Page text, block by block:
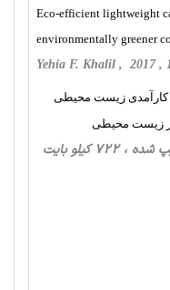
Eco-efficient lightweight
environmentally greener
Yehia F. Khalil , 2017 ,
کارآمدی زیست محیطی
زیست محیطی
، کلیه گرایش ها، 37 صفحه فارسی تایپ شده ، 722 کیلو بایت